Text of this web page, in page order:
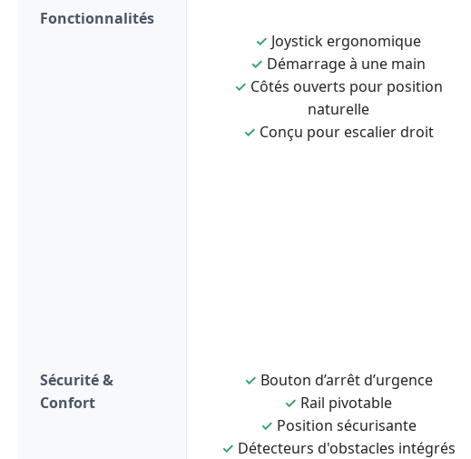
Fonctionnalités
✓ Joystick ergonomique
✓ Démarrage à une main
✓ Côtés ouverts pour position
naturelle
✓ Conçu pour escalier droit
Sécurité &
Confort
✓ Bouton d’arrêt d’urgence
✓ Rail pivotable
✓ Position sécurisante
✓ Détecteurs d'obstacles intégrés